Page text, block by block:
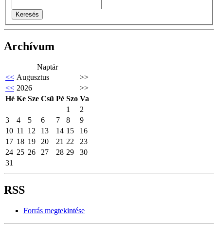
Archívum
Naptár
<< Augusztus
>>
<< 2026
>>
Hé Ke Sze Csü Pé Szo Va
1
2
3
4 5 6 7 8
9
10 11 12 13 14 15
16
17 18 19 20 21 22
23
24 25 26 27 28 29
30
31
RSS
Forrás megtekintése